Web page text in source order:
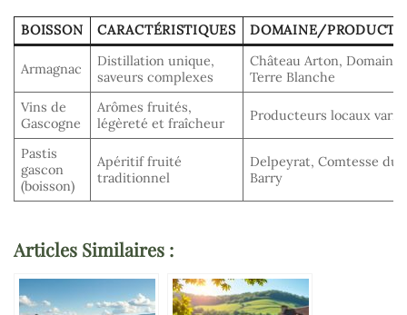
BOISSON CARACTÉRISTIQUES DOMAINE/
Armagnac
Distillation unique,
saveurs complexes
Château Arton, Domaine
Terre Blanche
Vins de
Gascogne
Arômes fruités,
légèreté et fraîcheur
Producteurs locaux
Pastis
gascon
(boisson)
Apéritif fruité
traditionnel
Delpeyrat, Comtesse du
Barry
Articles Similaires :